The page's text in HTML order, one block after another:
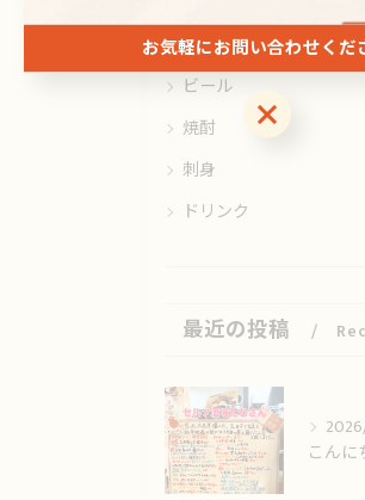
日本酒
ビール
焼酎
刺身
ドリンク
最近の投稿
こんに
お気軽にお問い合わせくだ
お気軽にお問い合わせくだ